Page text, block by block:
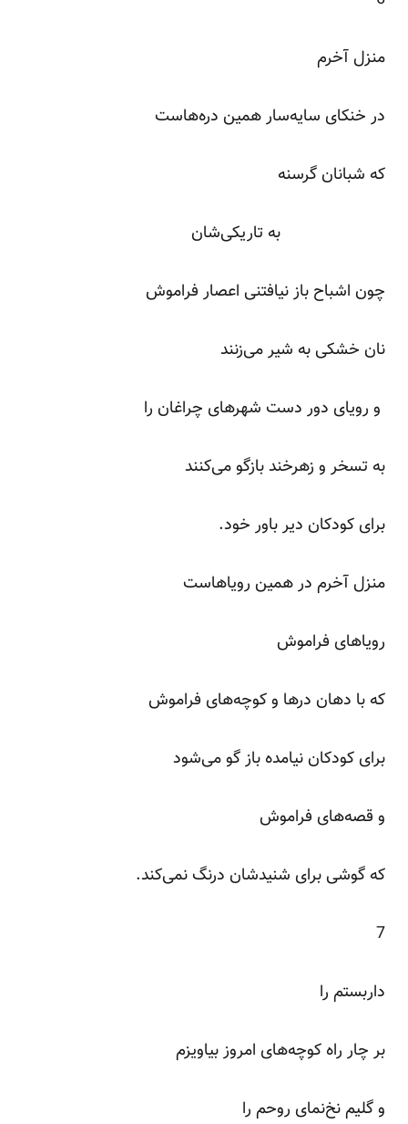
منزل آخرم
در خنکای سایه‌سار همین دره‌هاست
که شبانان گرسنه
به تاریکی‌شان
چون اشباح باز نیافتنی اعصار فراموش
نان خشکی به شیر می‌زنند
و رویای دور دست شهرهای چراغان را
به تسخر و زهرخند بازگو می‌کنند
برای کودکان دیر باور خود.
منزل آخرم در همین رویاهاست
رویاهای فراموش
که با دهان درها و کوچه‌های فراموش
برای کودکان نیامده باز گو می‌شود
و قصه‌های فراموش
که گوشی برای شنیدشان درنگ نمی‌کند.
7
داربستم را
بر چار راه کوچه‌های امروز بیاویزم
و گلیم نخ‌نمای روحم را